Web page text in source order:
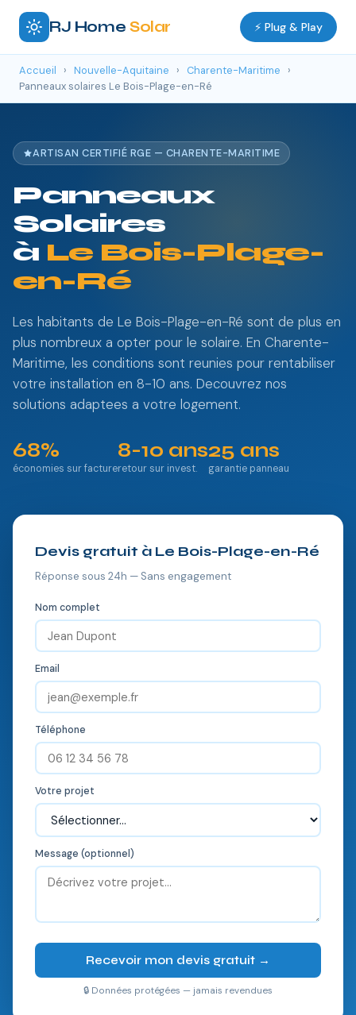
RJ Home Solar ⚡ Plug & Play
Accueil › Nouvelle-Aquitaine › Charente-Maritime
›
Panneaux solaires Le Bois-Plage-en-Ré
ARTISAN CERTIFIÉ RGE — CHARENTE-MARITIME
Panneaux
Solaires
à Le Bois-Plage-
en-Ré
Les habitants de Le Bois-Plage-en-Ré sont de plus en
plus nombreux a opter pour le solaire. En Charente-
Maritime, les conditions sont reunies pour rentabiliser
votre installation en 8-10 ans. Decouvrez nos
solutions adaptees a votre logement.
68%
économies sur facture
8-10 ans
retour sur invest.
25 ans
garantie panneau
Devis gratuit à Le Bois-Plage-en-Ré
Réponse sous 24h — Sans engagement
Nom complet
Email
Téléphone
Votre projet
Message (optionnel)
Recevoir mon devis gratuit →
🔒 Données protégées — jamais revendues